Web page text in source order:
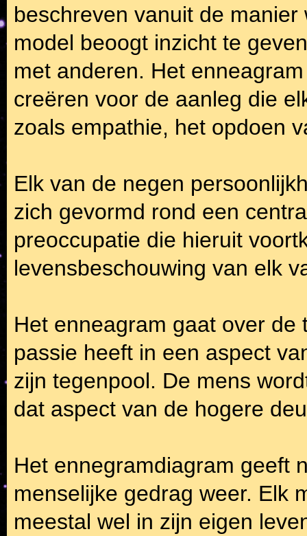
beschreven vanuit de
model beoogt inzicht te
met anderen. Het
creëren voor de aanleg die
zoals empathie, het opdoen
Elk van de negen
zich gevormd rond een
preoccupatie die hieruit
levensbeschouwing van elk
Het enneagram gaat over
passie heeft in een aspect
zijn tegenpool. De mens
dat aspect van de hogere
Het ennegramdiagram geeft
menselijke gedrag weer. Elk
meestal wel in zijn eigen